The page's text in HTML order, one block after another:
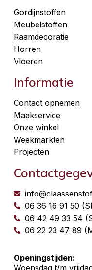
Gordijnstoffen
Meubelstoffen
Raamdecoratie
Horren
Vloeren
Informatie
Contact opnemen
Maakservice
Onze winkel
Weekmarkten
Projecten
06 36 16 91 50
06 42 49 33 54
06 22 23 47 89
Openingstijden:
Woensdag t/m